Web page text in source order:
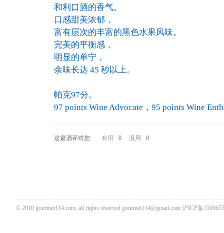
和利口酒的香气。
口感甜美浓郁，
富有层次的丰富的黑色水果风味。
完美的平衡感，
明显的单宁，
余味长达 45 秒以上。
帕克97分。
97 points Wine Advocate，95 points Wine
这篇酒评对您: 有用 0 没用 0
© 2010 gourmet114.com, all rights reserved gourmet114@gmail.com 沪ICP备